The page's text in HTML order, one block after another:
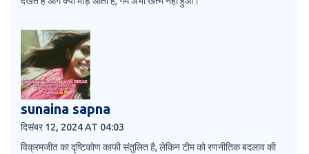
sunaina sapna
दिसंबर 12, 2024 AT 04:03
विक्रमजीत का दृष्टिकोण काफी संतुलित है, लेकिन टीम को रणनीतिक बदलाव की